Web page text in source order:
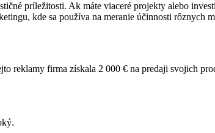
príležitosti. Ak máte viaceré projekty alebo
kde sa používa na meranie účinnosti rôznych
reklamy firma získala 2 000 € na predaji svojich